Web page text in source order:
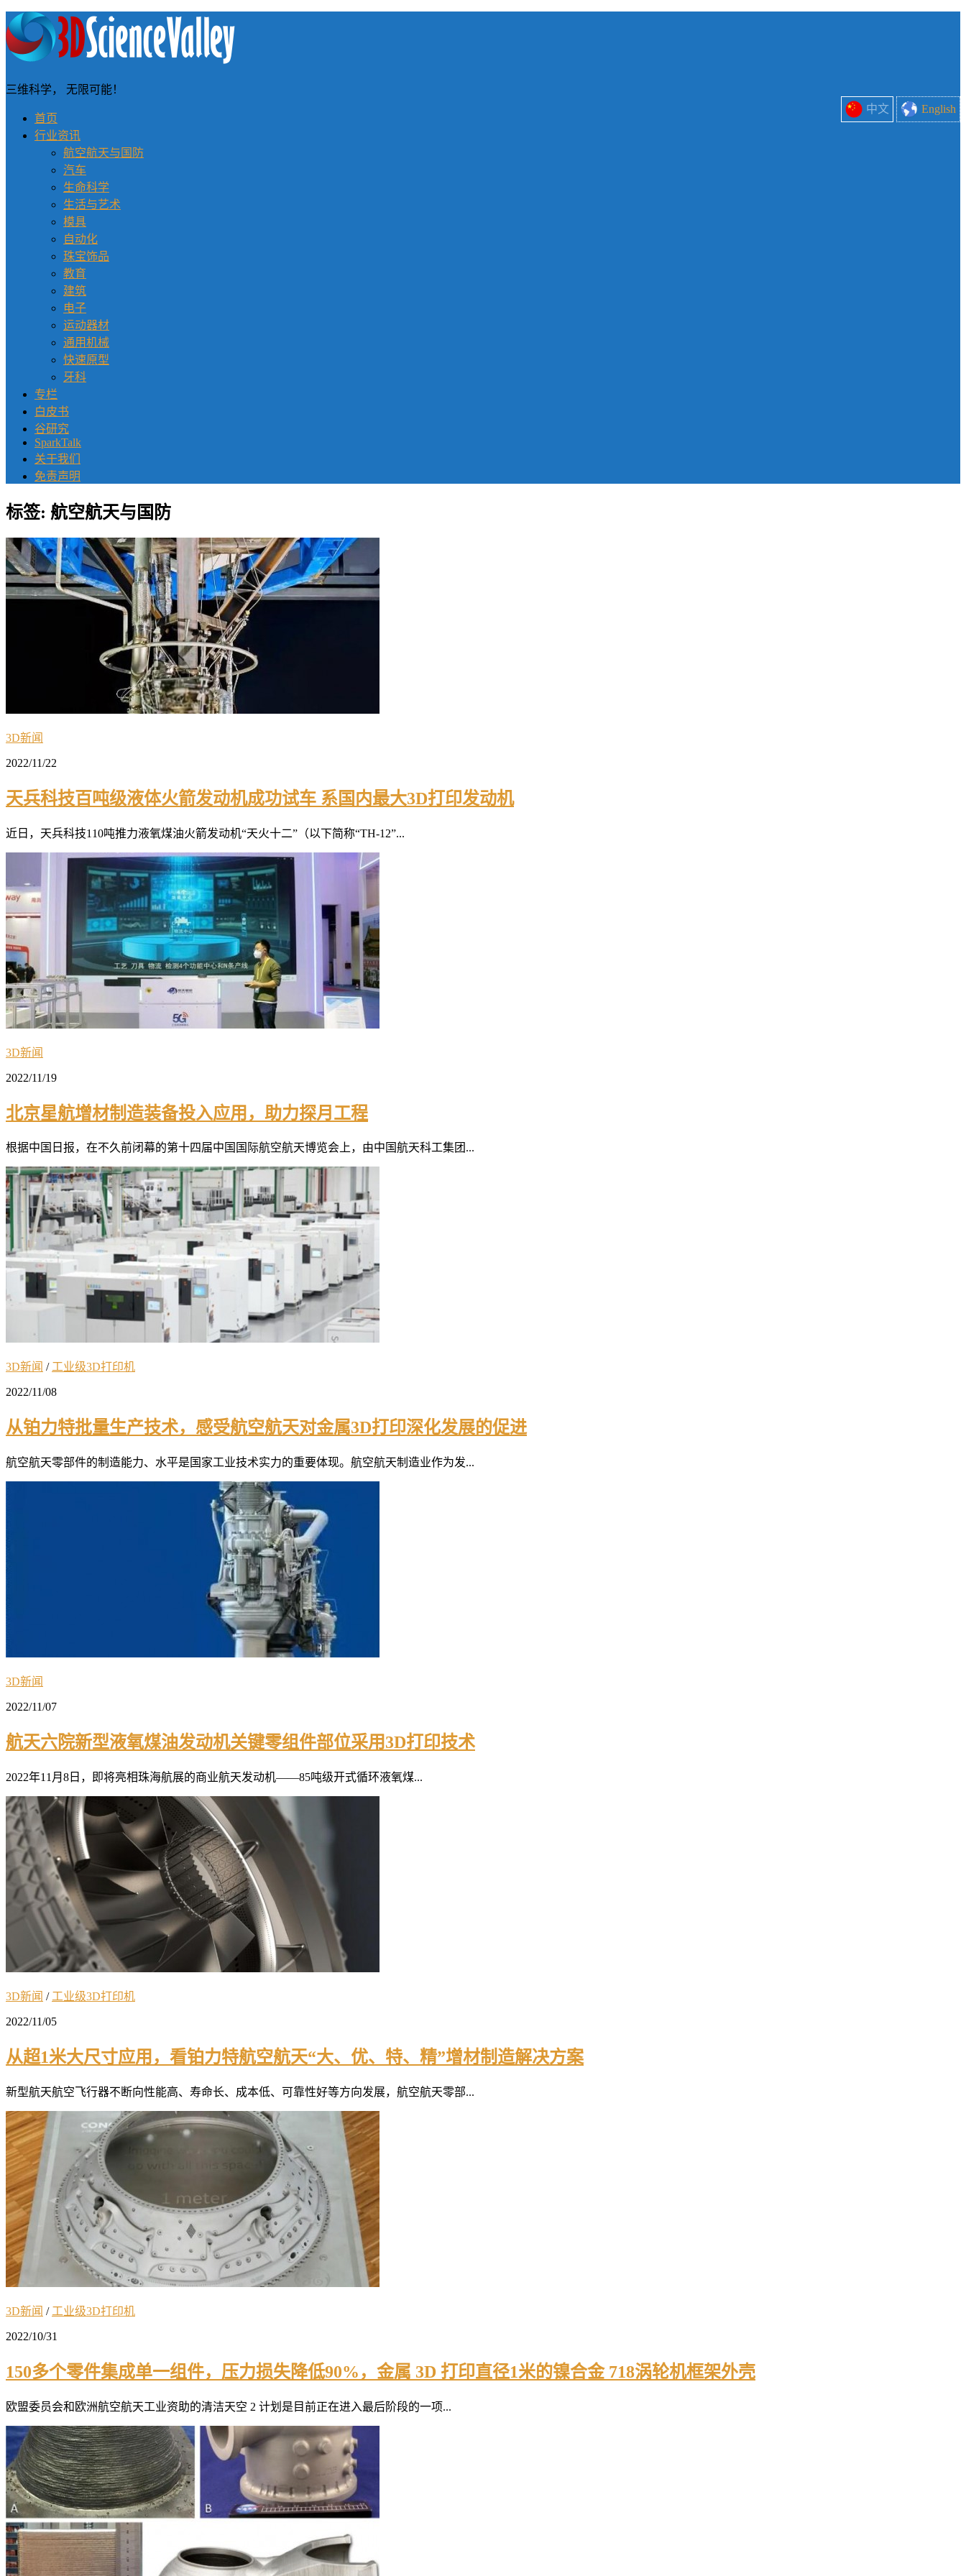
中文 English
三维科学， 无限可能！
首页
行业资讯
航空航天与国防
汽车
生命科学
生活与艺术
模具
自动化
珠宝饰品
教育
建筑
电子
运动器材
通用机械
快速原型
牙科
专栏
白皮书
谷研究
SparkTalk
关于我们
免责声明
标签: 航空航天与国防
3D新闻
2022/11/22
天兵科技百吨级液体火箭发动机成功试车 系国内最大3D打印发动机
近日，天兵科技110吨推力液氧煤油火箭发动机“天火十二”（以下简称“TH-12”...
3D新闻
2022/11/19
北京星航增材制造装备投入应用，助力探月工程
根据中国日报，在不久前闭幕的第十四届中国国际航空航天博览会上，由中国航天科工集团...
3D新闻 /工业级3D打印机
2022/11/08
从铂力特批量生产技术，感受航空航天对金属3D打印深化发展的促进
航空航天零部件的制造能力、水平是国家工业技术实力的重要体现。航空航天制造业作为发...
3D新闻
2022/11/07
航天六院新型液氧煤油发动机关键零组件部位采用3D打印技术
2022年11月8日，即将亮相珠海航展的商业航天发动机——85吨级开式循环液氧煤...
3D新闻 / 工业级3D打印机
2022/11/05
从超1米大尺寸应用，看铂力特航空航天“大、优、特、精”增材制造解决方案
新型航天航空飞行器不断向性能高、寿命长、成本低、可靠性好等方向发展，航空航天零部...
3D新闻 / 工业级3D打印机
2022/10/31
150多个零件集成单一组件，压力损失降低90%，金属 3D 打印直径1米的镍合金 718涡轮机框架外壳
欧盟委员会和欧洲航空航天工业资助的清洁天空 2 计划是目前正在进入最后阶段的一项...